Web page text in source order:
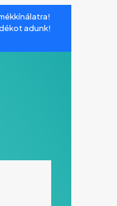
adunk!